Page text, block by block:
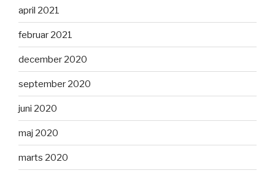
april 2021
februar 2021
december 2020
september 2020
juni 2020
maj 2020
marts 2020